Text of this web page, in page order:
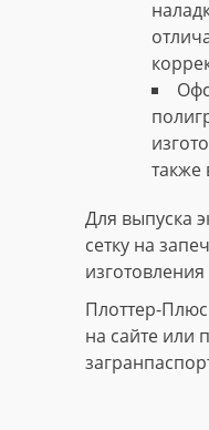
также
Для выпуска
сетку на
Плоттер-
на сайте или